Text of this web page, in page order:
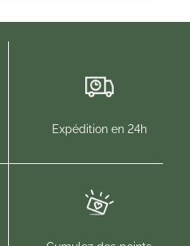
Expédition en 24h